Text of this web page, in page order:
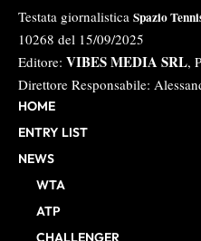
Testata giornalistica Spazio
10268 del 15/09/2025
Editore: VIBES MEDIA SRL,
Direttore Responsabile:
HOME
ENTRY LIST
NEWS
WTA
ATP
CHALLENGER